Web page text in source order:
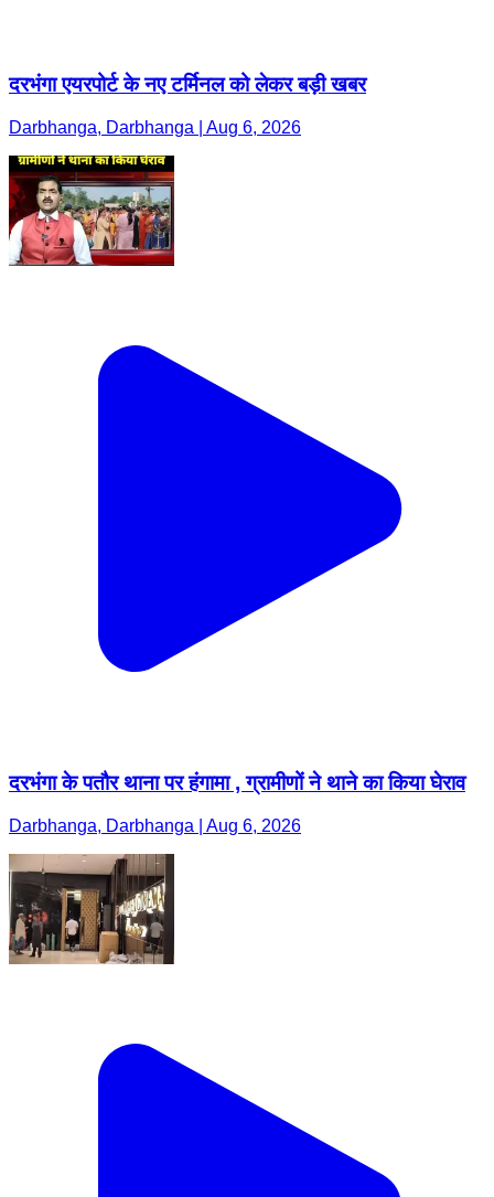
दरभंगा एयरपोर्ट के नए टर्मिनल को लेकर बड़ी खबर
Darbhanga, Darbhanga | Aug 6, 2026
दरभंगा के पतौर थाना पर हंगामा , ग्रामीणों ने थाने का किया घेराव
Darbhanga, Darbhanga | Aug 6, 2026